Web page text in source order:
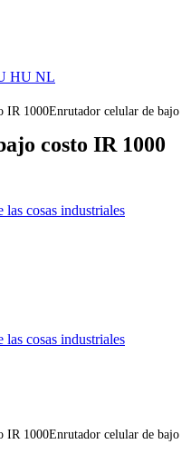
HU NL
IR 1000Enrutador celular de bajo
costo IR 1000
las cosas industriales
las cosas industriales
IR 1000Enrutador celular de bajo